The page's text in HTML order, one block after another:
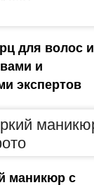
для волос и
и
экспертов
маникюр с